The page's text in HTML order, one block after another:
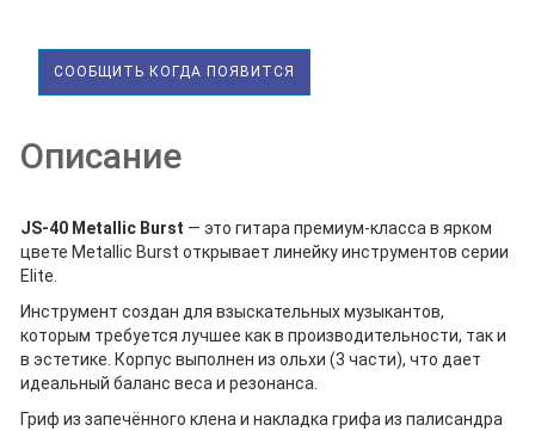
СООБЩИТЬ КОГДА ПОЯВИТСЯ
Описание
JS-40 Metallic Burst — это гитара премиум-класса в ярком
цвете Metallic Burst открывает линейку инструментов серии
Elite.
Инструмент создан для взыскательных музыкантов,
которым требуется лучшее как в производительности, так и
в эстетике. Корпус выполнен из ольхи (3 части), что дает
идеальный баланс веса и резонанса.
Гриф из запечённого клена и накладка грифа из палисандра